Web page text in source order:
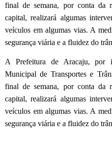
final de semana, por conta da
capital, realizará algumas
veículos em algumas vias. A
segurança viária e a fluidez do
A Prefeitura de Aracaju, por
Municipal de Transportes e
final de semana, por conta da
capital, realizará algumas
veículos em algumas vias. A
segurança viária e a fluidez do